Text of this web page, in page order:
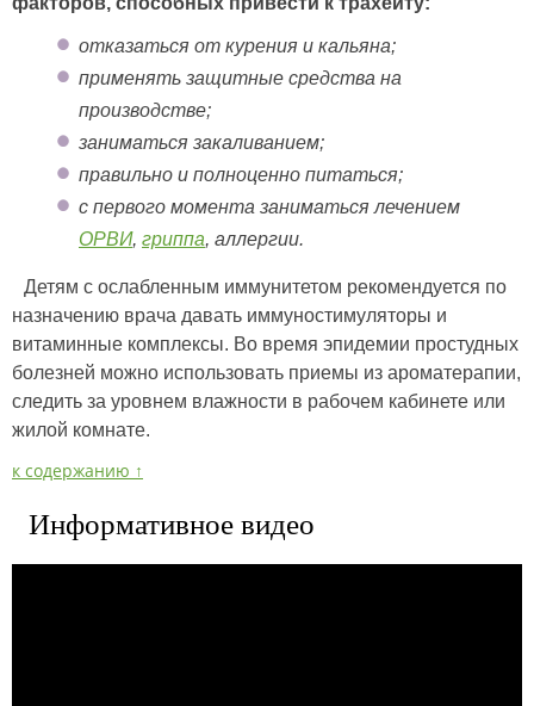
отказаться от курения и кальяна;
применять защитные средства на
производстве;
заниматься закаливанием;
правильно и полноценно питаться;
с первого момента заниматься лечением
ОРВИ, гриппа, аллергии.
Детям с ослабленным иммунитетом рекомендуется по
назначению врача давать иммуностимуляторы и
витаминные комплексы. Во время эпидемии простудных
болезней можно использовать приемы из ароматерапии,
следить за уровнем влажности в рабочем кабинете или
жилой комнате.
к содержанию ↑
Информативное видео